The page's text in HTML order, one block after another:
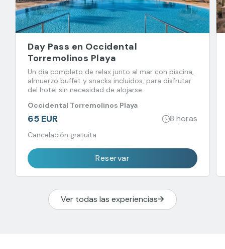
Day Pass en Occidental
Torremolinos Playa
Un día completo de relax junto al mar con piscina,
almuerzo buffet y snacks incluidos, para disfrutar
del hotel sin necesidad de alojarse.
Occidental Torremolinos Playa
65 EUR 8 horas
Cancelación gratuita
Reservar
Ver todas las experiencias